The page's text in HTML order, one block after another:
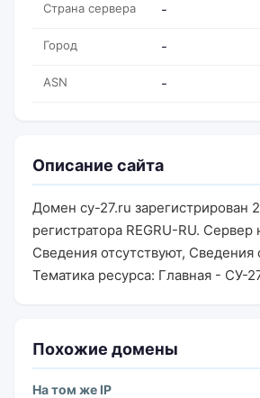
Страна сервера -
Город -
ASN -
Описание сайта
Домен cy-27.ru зарегистрирован
регистратора REGRU-RU. Сервер
Сведения отсутствуют, Сведения
Тематика ресурса: Главная - СУ-
Похожие домены
На том же IP